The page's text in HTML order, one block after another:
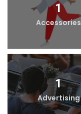
1
Accessories
1
Advertising